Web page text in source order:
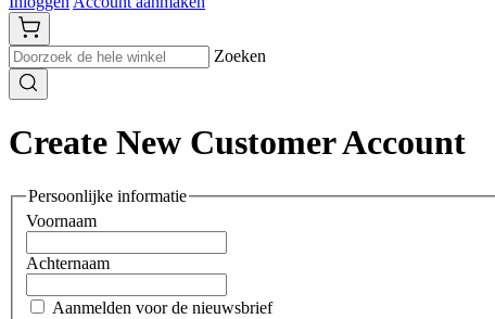
Zoeken
Create New Customer Account
Persoonlijke informatie
Voornaam
Achternaam
Aanmelden voor de nieuwsbrief